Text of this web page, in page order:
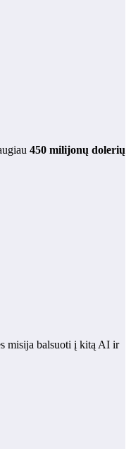
450 milijonų dolerių
misija balsuoti į kitą AI ir